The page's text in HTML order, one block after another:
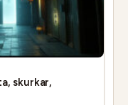
skurkar,